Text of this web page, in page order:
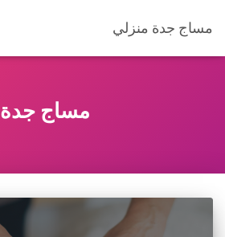
مساج جدة منزلي
مساج جدة